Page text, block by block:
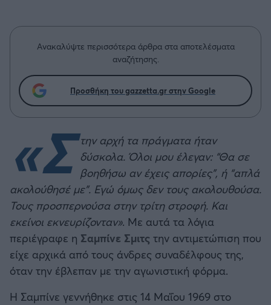
Ανακαλύψτε περισσότερα άρθρα στα αποτελέσματα
αναζήτησης.
Προσθήκη του gazzetta.gr στην Google
«Σ την αρχή τα πράγματα ήταν
δύσκολα. Όλοι μου έλεγαν: “Θα σε
βοηθήσω αν έχεις απορίες”, ή “απλά
ακολούθησέ με”. Εγώ όμως δεν τους ακολουθούσα.
Τους προσπερνούσα στην τρίτη στροφή. Και
εκείνοι εκνευρίζονταν». Με αυτά τα λόγια
περιέγραφε η Σαμπίνε Σμιτς την αντιμετώπιση που
είχε αρχικά από τους άνδρες συναδέλφους της,
όταν την έβλεπαν με την αγωνιστική φόρμα.
Η Σαμπίνε γεννήθηκε στις 14 Μαΐου 1969 στο